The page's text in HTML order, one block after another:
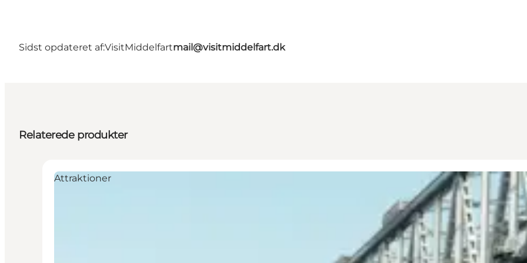
Sidst opdateret af:VisitMiddelfartmail@visitmiddelfart.dk
Relaterede produkter
Attraktioner